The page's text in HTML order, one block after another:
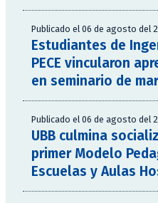
Publicado el 06 de agosto del
Estudiantes de
PECE vincularon
en seminario de
Publicado el 06 de agosto del
UBB culmina
primer Modelo
Escuelas y Aulas